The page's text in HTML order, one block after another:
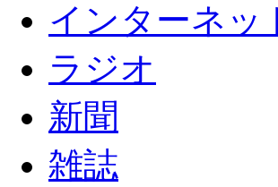
インターネッ
ラジオ
新聞
雑誌